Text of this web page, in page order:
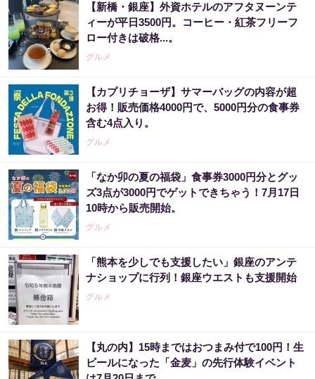
【新橋・銀座】外資ホテルのアフタヌーンテ
ィーが平日3500円。コーヒー・紅茶フリーフ
ロー付きは破格...。
グルメ
【カプリチョーザ】サマーバッグの内容が超
お得！販売価格4000円で、5000円分の食事券
含む4点入り。
グルメ
「なか卯の夏の福袋」食事券3000円分とグッ
ズ3点が3000円でゲットできちゃう！7月17日
10時から販売開始。
グルメ
「熊本を少しでも支援したい」銀座のアンテ
ナショップに行列！銀座ウエストも支援開始
グルメ
【丸の内】15時まではおつまみ付で100円！生
ビールになった「金麦」の先行体験イベント